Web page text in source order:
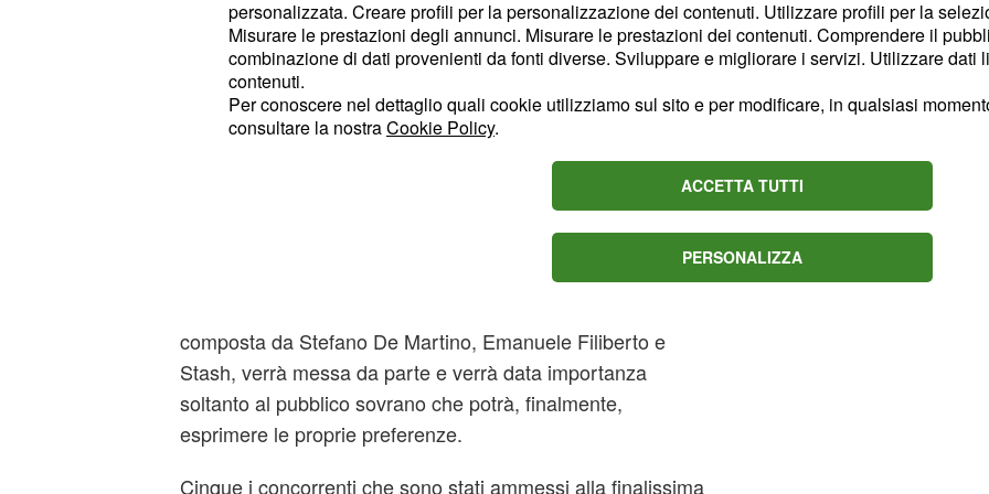
trasmessa live e questo permetterà di nuovo al pubblico che
segue Amici di essere parte attiva durante la serata.
Gli spettatori da casa, infatti, potranno decidere le sorti dei
concorrenti rimasti in gara attraverso il televoto e sarà
proprio il pubblico a decidere il nome del vincitore assoluto.
Il pubblico da casa sceglierà il
composta da Stefano De Martino, Emanuele Filiberto e
Stash, verrà messa da parte e verrà data importanza
soltanto al pubblico sovrano che potrà, finalmente,
esprimere le proprie preferenze.
Cinque i concorrenti che sono stati ammessi alla finalissima
personalizzata. Creare profili per la personalizzazione dei contenuti. Utilizzare profili per la
Misurare le prestazioni degli annunci. Misurare le prestazioni dei contenuti. Comprendere il
combinazione di dati provenienti da fonti diverse. Sviluppare e migliorare i servizi. Utilizzare dati
contenuti.
Per conoscere nel dettaglio quali cookie utilizziamo sul sito e per modificare, in qualsiasi
consultare la nostraCookie Policy.
ACCETTA TUTTI
PERSONALIZZA